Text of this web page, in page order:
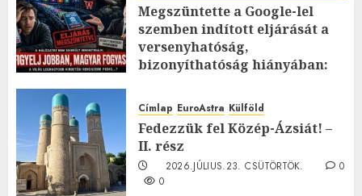
Megszüntette a Google-lel
szemben indított eljárását a
versenyhatóság,
bizonyíthatóság hiányában:
2026.JÚLIUS.23. CSÜTÖRTÖK.
0
Címlap EuroAstra Külföld
Fedezzük fel Közép-Ázsiát! –
II. rész
2026.JÚLIUS.23. CSÜTÖRTÖK.
0
0